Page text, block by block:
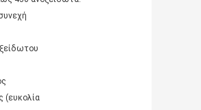
(ευκολία